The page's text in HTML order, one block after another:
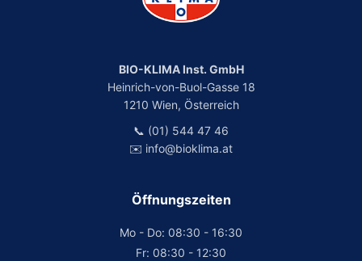
BIO-KLIMA Inst. GmbH
Heinrich-von-Buol-Gasse 18
1210 Wien, Österreich
📞 (01) 544 47 46
✉️ info@bioklima.at
Öffnungszeiten
Mo - Do: 08:30 - 16:30
Fr: 08:30 - 12:30